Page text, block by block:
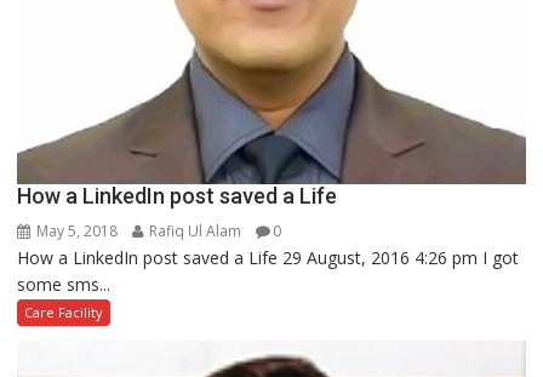
How a LinkedIn post saved a Life
May 5, 2018 Rafiq Ul Alam 0
How a LinkedIn post saved a Life 29 August, 2016 4:26 pm I got
some sms...
Care Facility